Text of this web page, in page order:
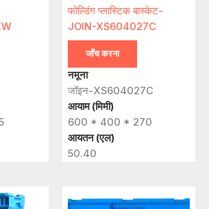
फोल्डिंग प्लास्टिक बास्केट-
JOIN-XS604027C
जाँच करना
नमूना
जॉइन-XS604027C
आयाम (मिमी)
600 * 400 * 270
आयतन (एल)
50.40